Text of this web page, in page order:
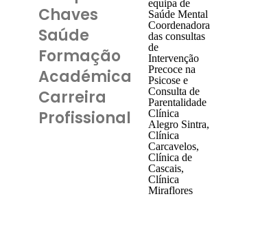
Chaves
Saúde
Formação
Académica
Carreira
Profissional
equipa de
Saúde Mental
Coordenadora
das consultas
de
Intervenção
Precoce na
Psicose e
Consulta de
Parentalidade
Clínica
Alegro Sintra,
Clínica
Carcavelos,
Clínica de
Cascais,
Clínica
Miraflores